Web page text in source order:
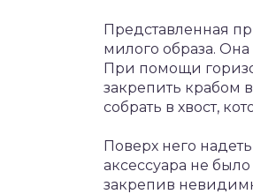
Представленная
милого образа.
При помощи
закрепить крабом
собрать в хвост,
Поверх него
аксессуара не
закрепив